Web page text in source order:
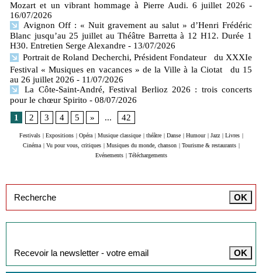
Mozart et un vibrant hommage à Pierre Audi. 6 juillet 2026 -
16/07/2026
Avignon Off : « Nuit gravement au salut » d’Henri Frédéric
Blanc jusqu’au 25 juillet au Théâtre Barretta à 12 H12. Durée 1
H30. Entretien Serge Alexandre - 13/07/2026
Portrait de Roland Decherchi, Président Fondateur du XXXIe
Festival « Musiques en vacances » de la Ville à la Ciotat du 15
au 26 juillet 2026 - 11/07/2026
La Côte-Saint-André, Festival Berlioz 2026 : trois concerts
pour le chœur Spirito - 08/07/2026
1
2 3 4 5 » ... 42
Festivals | Expositions | Opéra | Musique classique | théâtre | Danse | Humour | Jazz | Livres |
Cinéma | Vu pour vous, critiques | Musiques du monde, chanson | Tourisme & restaurants |
Evénements | Téléchargements